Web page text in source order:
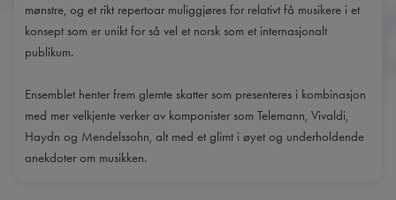
mønstre, og et rikt repertoar muliggjøres for relativt få musikere i et
konsept som er unikt for så vel et norsk som et internasjonalt
publikum.
Ensemblet henter frem glemte skatter som presenteres i kombinasjon
med mer velkjente verker av komponister som Telemann, Vivaldi,
Haydn og Mendelssohn, alt med et glimt i øyet og underholdende